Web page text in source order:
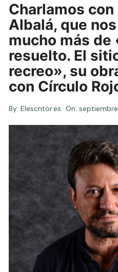
Charlamos
Albalá, que
mucho más de
resuelto. El
recreo», su
con Círculo
By: Elescritor.es On: